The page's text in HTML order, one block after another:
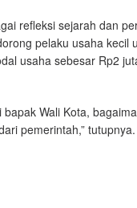
refleksi sejarah dan
pelaku usaha kecil
usaha sebesar Rp2
Wali Kota,
pemerintah,”